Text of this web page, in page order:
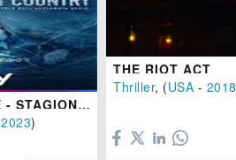
TRUE DETECTIVE - STAGIONE 4
2023)
THE RIOT ACT
Thriller, (USA - 2018